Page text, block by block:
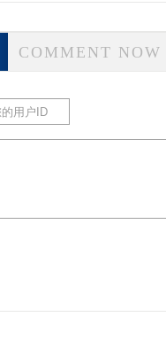
COMMENT NOW